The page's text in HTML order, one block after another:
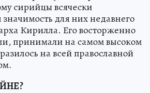
сирийцы всячески
для них недавнего
Кирилла. Его восторженно
принимали на самом высоком
на всей православной